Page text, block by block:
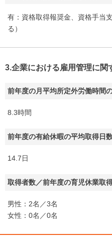
有：資格取得報奨金、資格手当
る）
3.企業における雇用管理に関
前年度の月平均所定外労働時間
8.3時間
前年度の有給休暇の平均取得日
14.7日
取得者数／前年度の育児休業取
男性：2名／3名
女性：0名／0名